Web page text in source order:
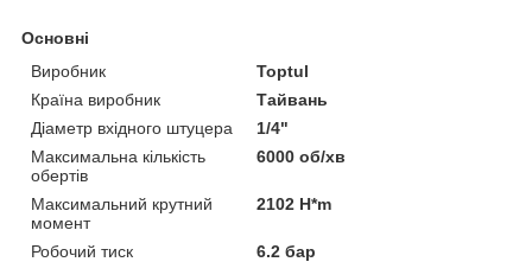
Основні
Виробник
Toptul
Країна виробник
Тайвань
Діаметр вхідного штуцера
1/4"
Максимальна кількість
обертів
6000 об/хв
Максимальний крутний
момент
2102 H*m
Робочий тиск
6.2 бар